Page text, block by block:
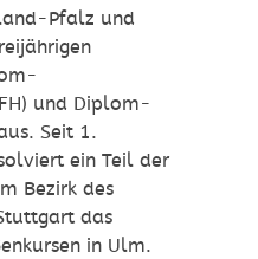
Pfalz und
und Diplom-
Seit 1.
ein Teil der
Bezirk des
das
in Ulm.